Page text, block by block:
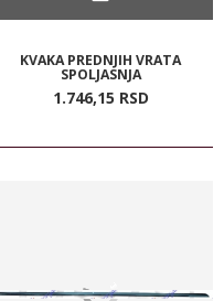
KVAKA PREDNJIH VRATA
SPOLJASNJA
1.746,15 RSD